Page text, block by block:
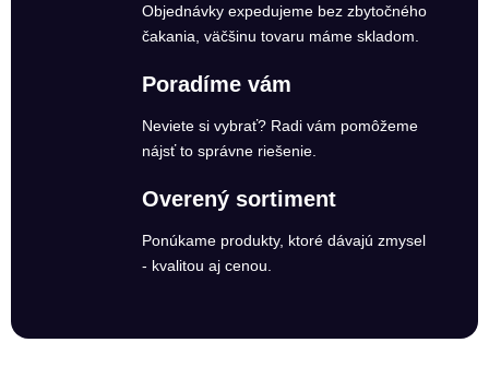
Objednávky expedujeme bez zbytočného
čakania, väčšinu tovaru máme skladom.
Poradíme vám
Neviete si vybrať? Radi vám pomôžeme
nájsť to správne riešenie.
Overený sortiment
Ponúkame produkty, ktoré dávajú zmysel
- kvalitou aj cenou.